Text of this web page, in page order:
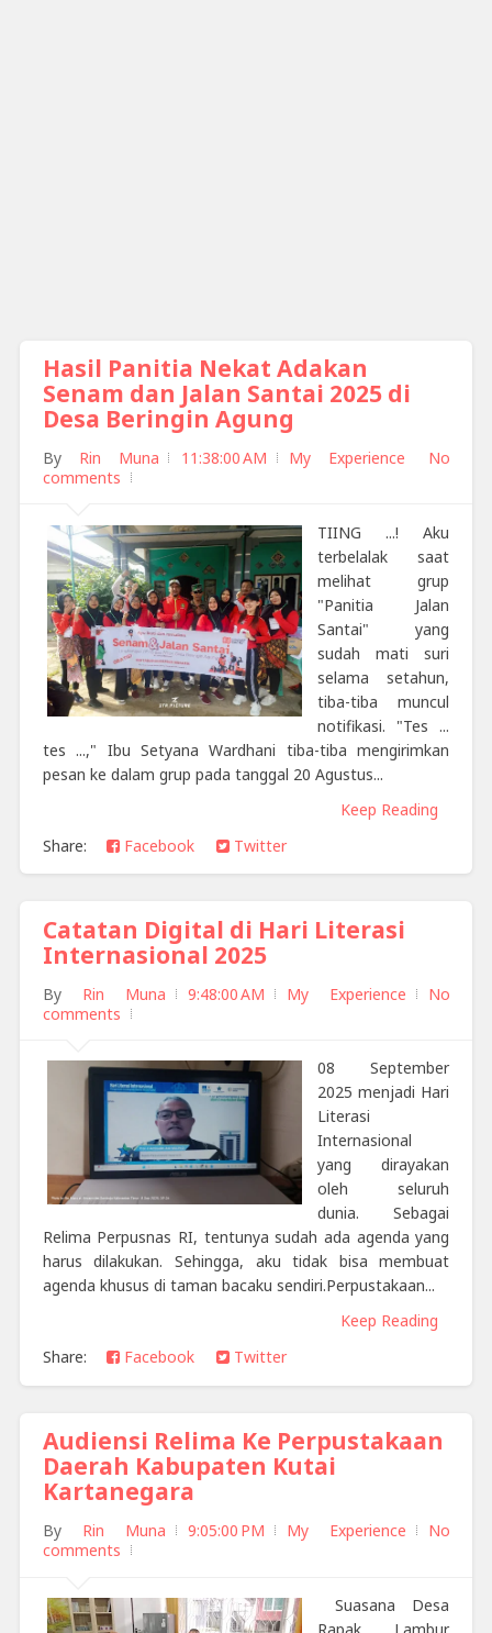
Hasil Panitia Nekat Adakan
Senam dan Jalan Santai 2025 di
Desa Beringin Agung
By Rin Muna 11:38:00 AM My Experience
No
comments
TIING ...! Aku
terbelalak saat
melihat grup
"Panitia Jalan
Santai" yang
sudah mati suri
selama setahun,
tiba-tiba muncul
notifikasi. "Tes ...
tes ...," Ibu Setyana Wardhani tiba-tiba mengirimkan
pesan ke dalam grup pada tanggal 20 Agustus...
Keep Reading
Share:
Facebook Twitter
Catatan Digital di Hari Literasi
Internasional 2025
By Rin Muna 9:48:00 AM My Experience
No
comments
08 September
2025 menjadi Hari
Literasi
Internasional
yang dirayakan
oleh seluruh
dunia. Sebagai
Relima Perpusnas RI, tentunya sudah ada agenda yang
harus dilakukan. Sehingga, aku tidak bisa membuat
agenda khusus di taman bacaku sendiri.Perpustakaan...
Keep Reading
Share:
Facebook Twitter
Audiensi Relima Ke Perpustakaan
Daerah Kabupaten Kutai
Kartanegara
By Rin Muna 9:05:00 PM My Experience
No
comments
Suasana Desa